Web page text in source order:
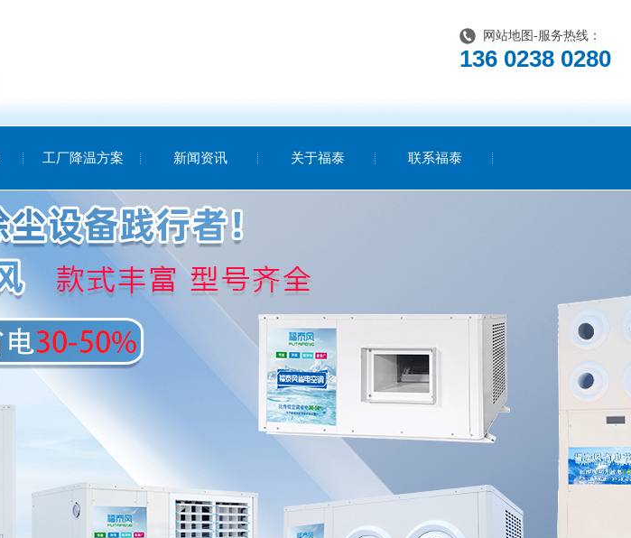
网站地图 -服务热线：
136 0238 0280
工厂降温方案 新闻资讯 关于福泰 联系福泰